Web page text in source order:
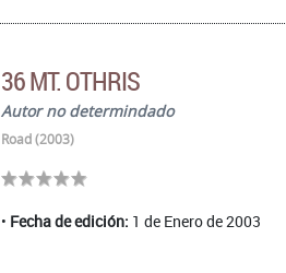
36 MT. OTHRIS
Autor no determindado
Road (2003)
Fecha de edición: 1 de Enero de 2003